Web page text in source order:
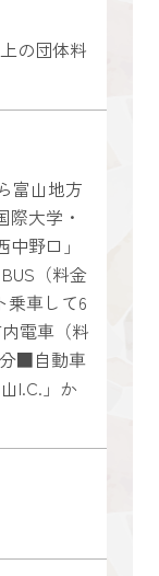
の団体料
富山地方
際大学・
野口」
（料金
乗車して6
電車（料
分■自動車
I.C.」か